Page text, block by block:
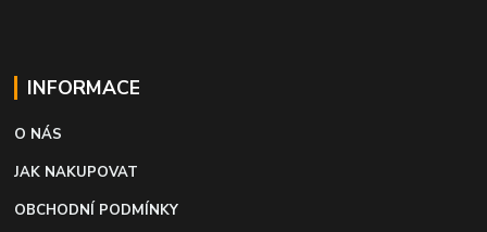
INFORMACE
O NÁS
JAK NAKUPOVAT
OBCHODNÍ PODMÍNKY